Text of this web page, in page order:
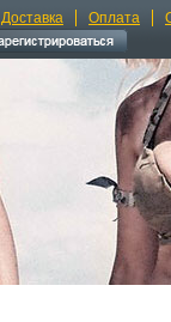
Доставка Оплата